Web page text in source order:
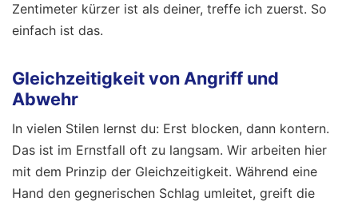
Zentimeter kürzer ist als deiner, treffe ich zuerst. So
einfach ist das.
Gleichzeitigkeit von Angriff und
Abwehr
In vielen Stilen lernst du: Erst blocken, dann kontern.
Das ist im Ernstfall oft zu langsam. Wir arbeiten hier
mit dem Prinzip der Gleichzeitigkeit. Während eine
Hand den gegnerischen Schlag umleitet, greift die